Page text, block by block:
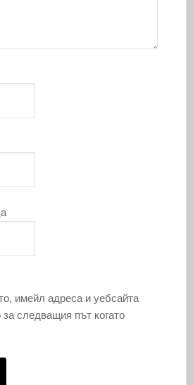
имейл адреса и уебсайта
следващия път когато